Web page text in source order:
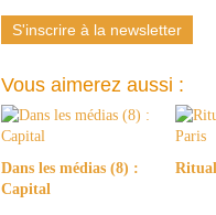
S'inscrire à la newsletter
Vous aimerez aussi :
Dans les médias (8) :
Capital